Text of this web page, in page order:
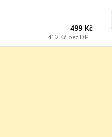
499 Kč
412 Kč bez DPH